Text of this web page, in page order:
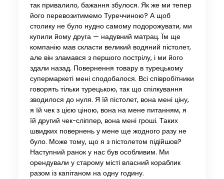
так привалило, бажання збулося. Як же ми тепер
його перевозитимемо Туреччиною? А щоб
столику не було нудно самому подорожувати, ми
купили йому друга — надувний матрац. Їм ще
компанію мав скласти великий водяний пістолет,
але він зламався з першого пострілу, і ми його
здали назад. Повернення товару в турецькому
супермаркеті мені сподобалося. Всі співробітники
говорять тільки турецькою, так що спілкування
зводилося до нуля. Я їй пістолет, вона мені ціну,
я їй чек з цією ціною, вона на мене питанням, я
їй другий чек-сліппер, вона мені гроші. Таких
швидких повернень у мене ще жодного разу не
було. Може тому, що я з пістолетом підійшов?
Наступний ранок у нас був особливим. Ми
орендували у старому місті власний кораблик
разом із капітаном на одну годину.